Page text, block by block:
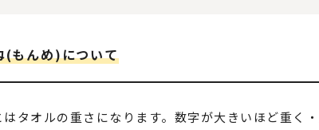
(もんめ)について
はタオルの重さになります。数字が大きいほど重く